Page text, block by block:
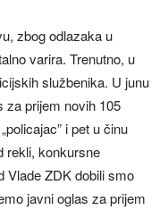
zbog odlazaka u
varira. Trenutno, u
službenika. U junu
za prijem novih 105
i pet u činu
rekli, konkursne
Vlade ZDK dobili smo
javni oglas za prijem